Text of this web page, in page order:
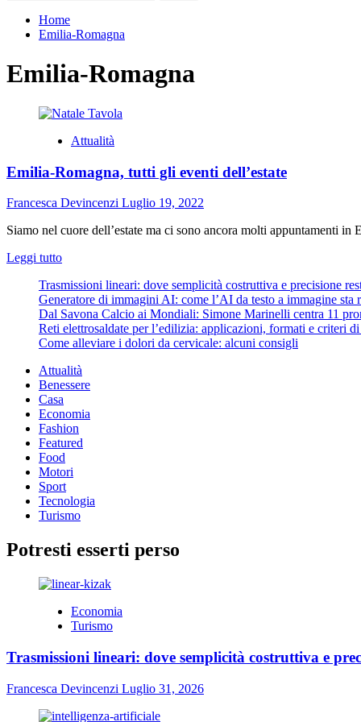
per:
Home
Emilia-Romagna
Emilia-Romagna
Attualità
Emilia-Romagna, tutti gli eventi dell’estate
Francesca Devincenzi Luglio 19, 2022
Siamo nel cuore dell’estate ma ci sono ancora molti appuntamenti
Leggi tuttoLeggi
più
su
Emilia-
Romagna,
tutti
eventi
dell’estate
Trasmissioni lineari: dove semplicità costruttiva e precisione
Generatore di immagini AI: come l’AI da testo a immagine
Dal Savona Calcio ai Mondiali: Simone Marinelli centra 11
Reti elettrosaldate per l’edilizia: applicazioni, formati e criteri
Come alleviare i dolori da cervicale: alcuni consigli
Attualità
Benessere
Casa
Economia
Fashion
Featured
Food
Motori
Sport
Tecnologia
Turismo
Potresti esserti perso
Economia
Turismo
Trasmissioni lineari: dove semplicità costruttiva e
Francesca Devincenzi Luglio 31, 2026